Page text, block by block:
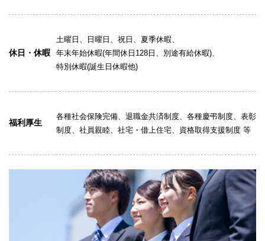
休日・休暇
土曜日、日曜日、祝日、夏季休暇、
年末年始休暇(年間休日128日、別途有給休暇)、
特別休暇(誕生日休暇他)
福利厚生
各種社会保険完備、退職金共済制度、各種慶弔制度、表彰
制度、社員親睦、社宅・借上住宅、資格取得支援制度 等